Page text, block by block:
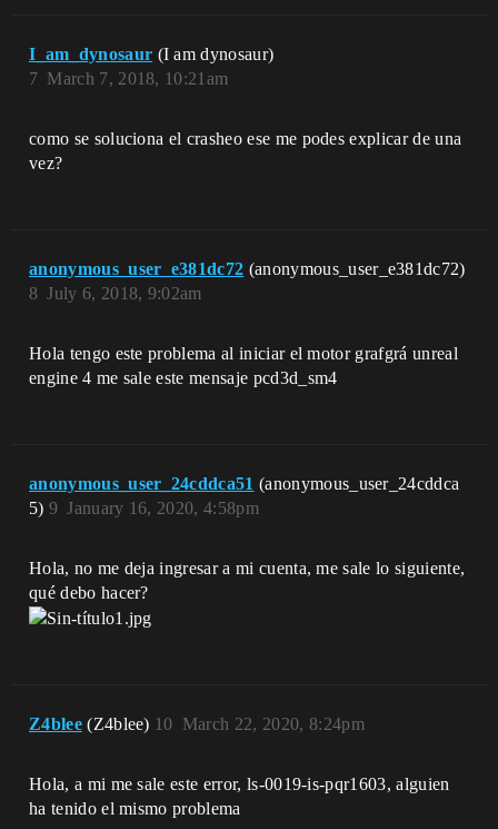
I_am_dynosaur (I am dynosaur)
March 7, 2018, 10:21am
7
como se soluciona el crasheo ese me podes explicar de una
vez?
anonymous_user_e381dc72 (anonymous_user_e381dc72)
July 6, 2018, 9:02am
8
Hola tengo este problema al iniciar el motor grafgrá unreal
engine 4 me sale este mensaje pcd3d_sm4
anonymous_user_24cddca51 (anonymous_user_24cddca
5)
January 16, 2020, 4:58pm
9
Hola, no me deja ingresar a mi cuenta, me sale lo siguiente,
qué debo hacer?
Z4blee (Z4blee) March 22, 2020, 8:24pm
10
Hola, a mi me sale este error, ls-0019-is-pqr1603, alguien
ha tenido el mismo problema